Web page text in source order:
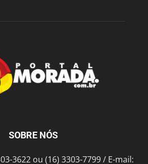
SOBRE NÓS
3622 ou (16) 3303-7799 / E-mail: